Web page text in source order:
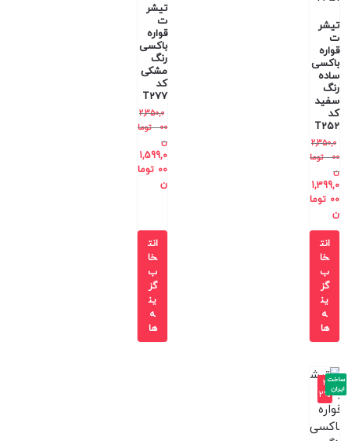
تیشر
ت
قواره
باکسی
ساده
رنگ
سفید
کد
T252
2,350,0
00
توما
ن
1,399,0
00 توما
ن
انت
خا
ب
گز
ین
ه
ها
تیشر
ت
قواره
باکسی
رنگ
مشکی
کد
T277
2,350,0
00
توما
ن
1,599,0
00 توما
ن
انت
خا
ب
گز
ین
ه
ها
-3
2%
ساخت
ایران